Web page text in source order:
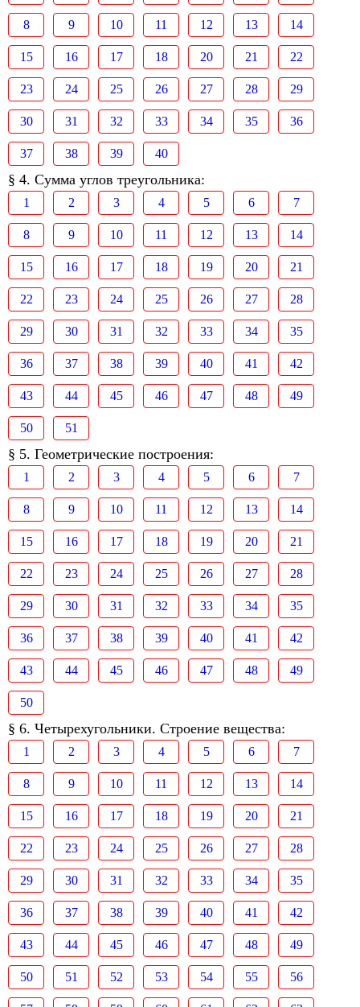
8 9 10 11 12 13 14
15 16 17 18 20 21 22
23 24 25 26 27 28 29
30 31 32 33 34 35 36
37 38 39 40
§ 4. Сумма углов треугольника:
1 2 3 4 5 6 7
8 9 10 11 12 13 14
15 16 17 18 19 20 21
22 23 24 25 26 27 28
29 30 31 32 33 34 35
36 37 38 39 40 41 42
43 44 45 46 47 48 49
50 51
§ 5. Геометрические построения:
1 2 3 4 5 6 7
8 9 10 11 12 13 14
15 16 17 18 19 20 21
22 23 24 25 26 27 28
29 30 31 32 33 34 35
36 37 38 39 40 41 42
43 44 45 46 47 48 49
50
§ 6. Четырехугольники. Строение вещества:
1 2 3 4 5 6 7
8 9 10 11 12 13 14
15 16 17 18 19 20 21
22 23 24 25 26 27 28
29 30 31 32 33 34 35
36 37 38 39 40 41 42
43 44 45 46 47 48 49
50 51 52 53 54 55 56